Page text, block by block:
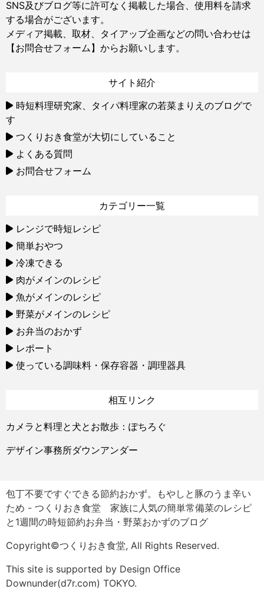
SNS及びブログ等に許可なく掲載した場合、使用料を請求
する場合がございます。
メディア掲載、取材、タイアップ企画などの問い合わせは
【お問合せフォーム】 からお願いします。
サイト紹介
時短料理研究家、タイパ料理家の若菜まりえのブログで
す
つくりおき食堂が大切にしていること
よくある質問
お問合せフォーム
カテゴリー一覧
レンジで時短レシピ
簡単おやつ
冷凍できる
肉がメインのレシピ
魚がメインのレシピ
野菜がメインのレシピ
お弁当のおかず
レポート
使っている調味料・保存容器・調理器具
相互リンク
カメラと料理と犬とお散歩：ぽちろぐ
デザイン事務所ダウンアンダー
包丁不要ですぐできる節約おかず。もやしと豚のうま辛い
ため - つくりおき食堂 家族に人気の簡単常備菜のレシピ
と1週間の時短節約お弁当・野菜おかずのブログ
Copyright©つくりおき食堂, All Rights Reserved.
This site is supported by Design Office
Downunder(d7r.com) TOKYO.